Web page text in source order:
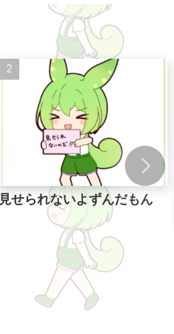
見せられないよずんだもん